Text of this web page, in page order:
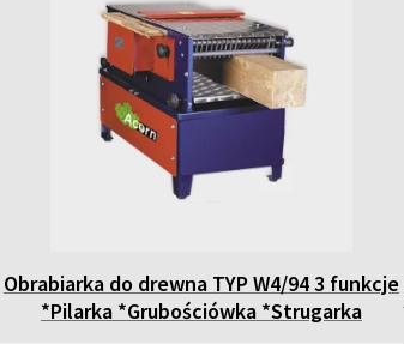
Obrabiarka do drewna TYP W4/94 3 funkcje
*Pilarka *Grubościówka *Strugarka